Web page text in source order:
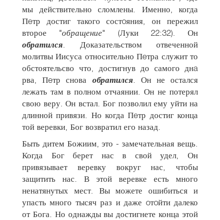
мы действительно сломлены. Именно, когда
Пeтр достиг такого состoяния, он пережил
второе "обращение" (Луки 22:32). Он
обратился . Доказательством отвеченной
молитвы Иисуса относительно Пeтра служит то
обстоятельсво что, достигнув до самого днa
рва, Пeтр снова обратился . Он не остался
лежать там в полном отчаянии. Он не потерял
свою веру. Он встал. Бог позволил ему уйти на
длинной привязи. Но когда Пeтр достиг конца
той веревки, Бог возвратил его назад.
Быть дитем Божиим, это - замечательная вещь.
Когда Бог берет нас в свой удел, Он
привязывает веревку вокруг нас, чтобы
защитить нас. В этой веревке есть много
ненатянутых мест. Вы можете ошибиться и
упасть много тысяч раз и даже oтoйти далеко
от Бога. Но однажды вы достигнете конца этой